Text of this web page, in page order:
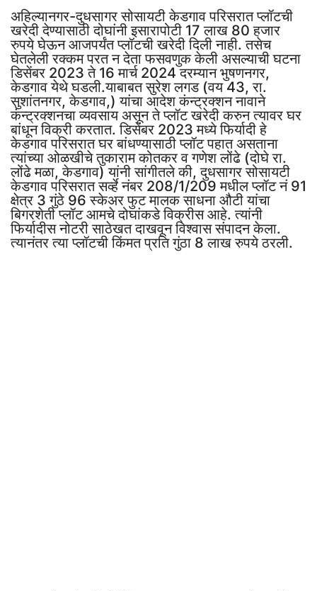
अहिल्यानगर-दुधसागर सोसायटी केडगाव परिसरात प्लॉटची
खरेदी देण्यासाठी दोघांनी इसारापोटी 17 लाख 80 हजार
रुपये घेऊन आजपर्यंत प्लॉटची खरेदी दिली नाही. तसेच
घेतलेली रक्कम परत न देता फसवणुक केली असल्याची घटना
डिसेंबर 2023 ते 16 मार्च 2024 दरम्यान भुषणनगर,
केडगाव येथे घडली.याबाबत सुरेश लगड (वय 43, रा.
सुशांतनगर, केडगाव,) यांचा आदेश कंन्ट्रक्शन नावाने
कंन्ट्रक्शनचा व्यवसाय असून ते प्लॉट खरेदी करुन त्यावर घर
बांधून विक्री करतात. डिसेंबर 2023 मध्ये फिर्यादी हे
केडगाव परिसरात घर बांधण्यासाठी प्लॉट पहात असताना
त्यांच्या ओळखीचे तुकाराम कोतकर व गणेश लोंढे (दोघे रा.
लोंढे मळा, केडगाव) यांनी सांगीतले की, दुधसागर सोसायटी
केडगाव परिसरात सर्व्हे नंबर 208/1/209 मधील प्लॉट नं 91
क्षेत्र 3 गुंठे 96 स्केअर फुट मालक साधना औटी यांचा
बिगरशेती प्लॉट आमचे दोघांकडे विक्रीस आहे. त्यांनी
फिर्यादीस नोटरी साठेखत दाखवून विश्वास संपादन केला.
त्यानंतर त्या प्लॉटची किंमत प्रति गुंठा 8 लाख रुपये ठरली.